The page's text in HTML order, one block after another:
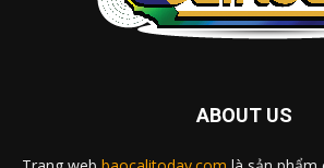
ABOUT US